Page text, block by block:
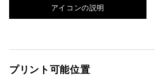
アイコンの説明
プリント可能位置